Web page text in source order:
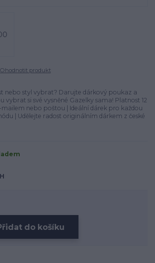
Ohodnotit produkt
nebo styl vybrat? Darujte dárkový poukaz a
vybrat si své vysněné Gazelky sama! Platnost 12
mailem nebo poštou | Ideální dárek pro každou
| Udělejte radost originálním dárkem z české
do košíku